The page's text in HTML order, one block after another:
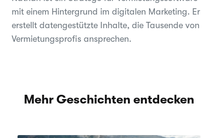
mit einem Hintergrund im digitalen Marketing. Er
erstellt datengestützte Inhalte, die Tausende von
Vermietungsprofis ansprechen.
Mehr Geschichten entdecken